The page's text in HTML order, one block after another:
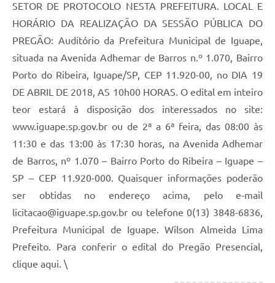
SETOR DE PROTOCOLO NESTA PREFEITURA. LOCAL E
HORÁRIO DA REALIZAÇÃO DA SESSÃO PÚBLICA DO
PREGÃO: Auditório da Prefeitura Municipal de Iguape,
situada na Avenida Adhemar de Barros n.º 1.070, Bairro
Porto do Ribeira, Iguape/SP, CEP 11.920-00, no DIA 19
DE ABRIL DE 2018, AS 10h00 HORAS. O edital em inteiro
teor estará à disposição dos interessados no site:
www.iguape.sp.gov.br ou de 2ª a 6ª feira, das 08:00 às
11:30 e das 13:00 às 17:30 horas, na Avenida Adhemar
de Barros, nº 1.070 – Bairro Porto do Ribeira – Iguape –
SP – CEP 11.920-000. Quaisquer informações poderão
ser obtidas no endereço acima, pelo e-mail
licitacao@iguape.sp.gov.br ou telefone 0(13) 3848-6836,
Prefeitura Municipal de Iguape. Wilson Almeida Lima
Prefeito. Para conferir o edital do Pregão Presencial,
clique aqui. \